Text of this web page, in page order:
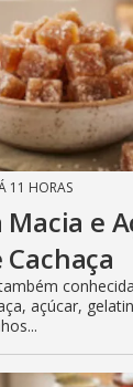
11 HORAS
Macia e
açúcar,